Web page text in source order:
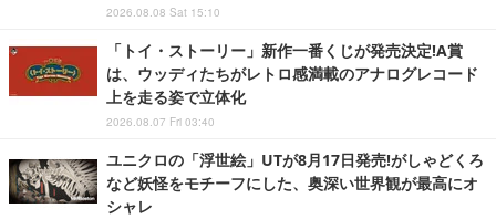
2026.08.08 Sat 15:10
「トイ・ストーリー」新作一番くじが発売決定!A賞
は、ウッディたちがレトロ感満載のアナログレコード
上を走る姿で立体化
2026.08.07 Fri 03:40
ユニクロの「浮世絵」UTが8月17日発売!がしゃどくろ
など妖怪をモチーフにした、奥深い世界観が最高にオ
シャレ